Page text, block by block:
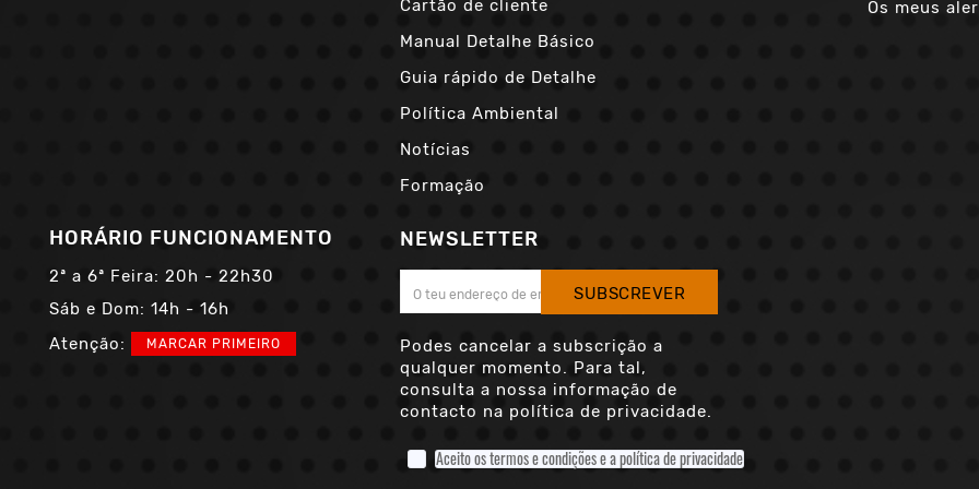
Cartão de cliente
Manual Detalhe Básico
Guia rápido de Detalhe
Política Ambiental
Notícias
Formação
Os meus
HORÁRIO FUNCIONAMENTO
2ª a 6ª Feira: 20h - 22h30
Sáb e Dom: 14h - 16h
Atenção:
MARCAR PRIMEIRO
NEWSLETTER
SUBSCREVER
Podes cancelar a subscrição a
qualquer momento. Para tal,
consulta a nossa informação de
contacto na política de privacidade.
Aceito os termos e condições e a política de privacidade